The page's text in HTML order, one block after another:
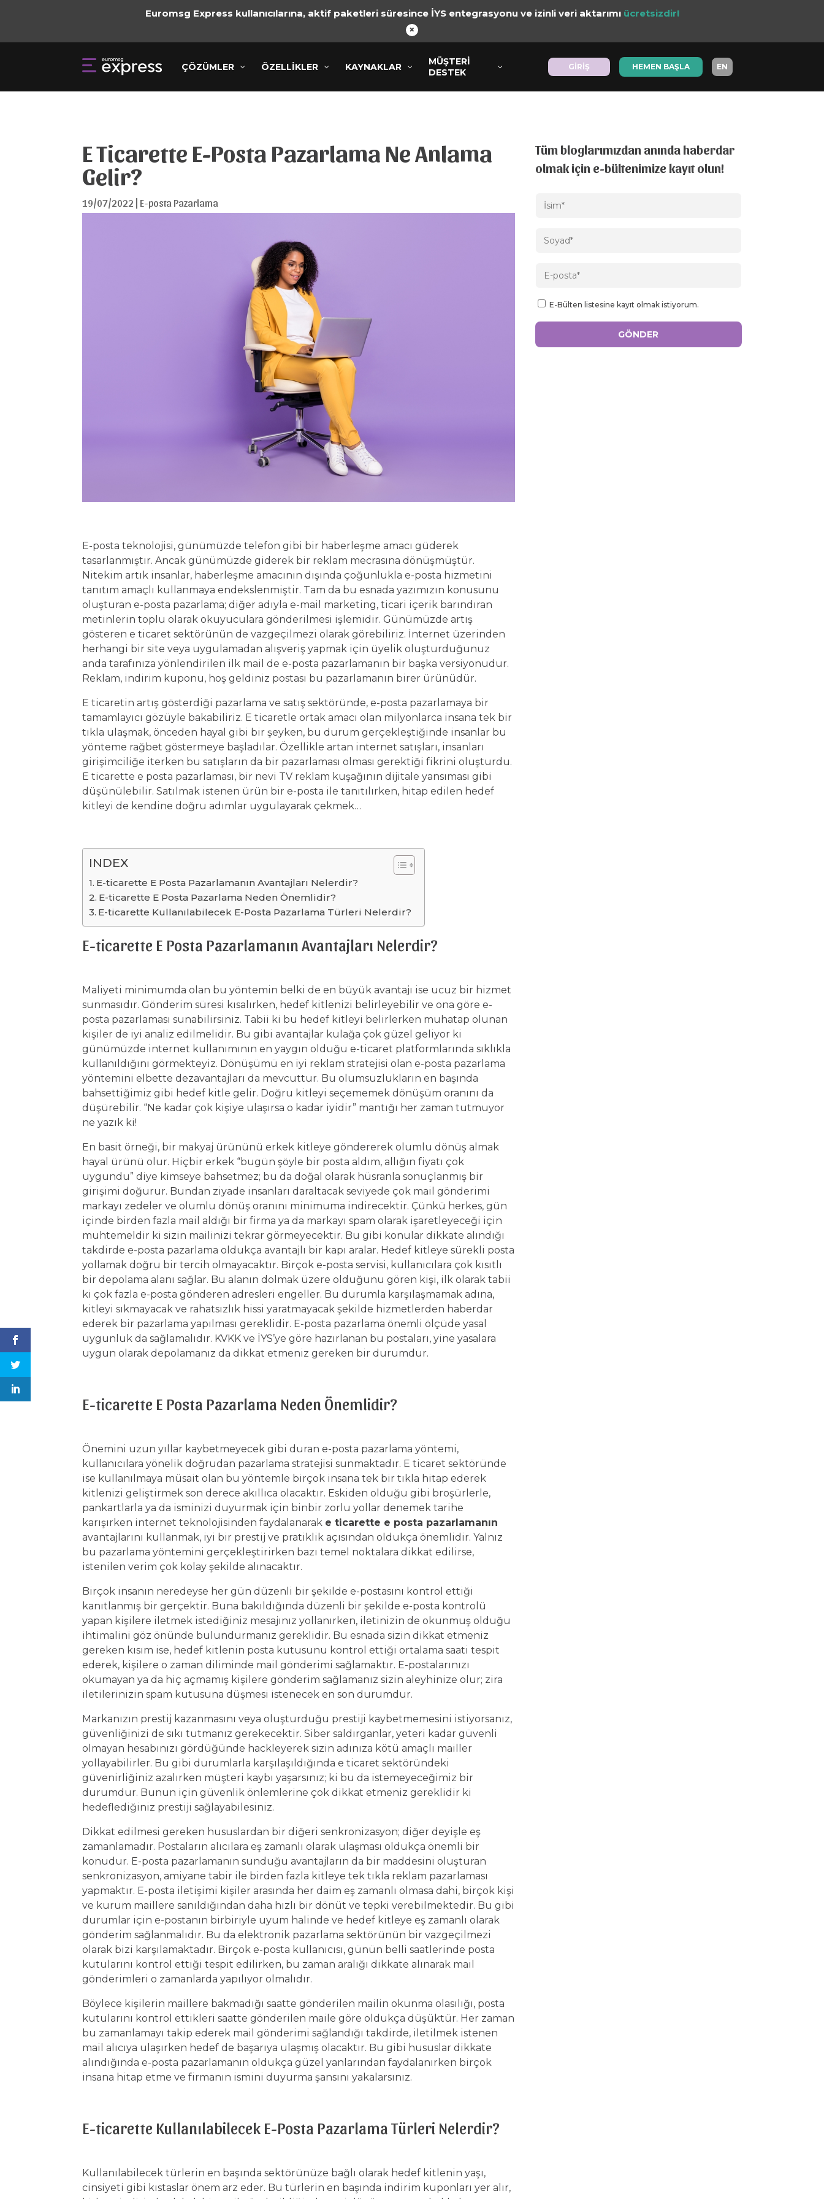
Euromsg Express kullanıcılarına, aktif paketleri süresince İYS entegrasyonu ve izinli veri aktarımı ücretsizdir!
×
ÇÖZÜMLER ÖZELLİKLER KAYNAKLAR
MÜŞTERI
DESTEK
GİRİŞ HEMEN BAŞLA EN
ÇÖZÜMLER ÖZELLİKLER KAYNAKLAR
MÜŞTERI
DESTEK
GİRİŞ HEMEN BAŞLA EN
E Ticarette E-Posta Pazarlama Ne Anlama
Gelir?
19/07/2022 E-posta Pazarlama
E-posta teknolojisi, günümüzde telefon gibi bir haberleşme amacı güderek
tasarlanmıştır. Ancak günümüzde giderek bir reklam mecrasına dönüşmüştür.
Nitekim artık insanlar, haberleşme amacının dışında çoğunlukla e-posta hizmetini
tanıtım amaçlı kullanmaya endekslenmiştir. Tam da bu esnada yazımızın konusunu
oluşturan e-posta pazarlama; diğer adıyla e-mail marketing, ticari içerik barındıran
metinlerin toplu olarak okuyuculara gönderilmesi işlemidir. Günümüzde artış
gösteren e ticaret sektörünün de vazgeçilmezi olarak görebiliriz. İnternet üzerinden
herhangi bir site veya uygulamadan alışveriş yapmak için üyelik oluşturduğunuz
anda tarafınıza yönlendirilen ilk mail de e-posta pazarlamanın bir başka versiyonudur.
Reklam, indirim kuponu, hoş geldiniz postası bu pazarlamanın birer ürünüdür.
E ticaretin artış gösterdiği pazarlama ve satış sektöründe, e-posta pazarlamaya bir
tamamlayıcı gözüyle bakabiliriz. E ticaretle ortak amacı olan milyonlarca insana tek bir
tıkla ulaşmak, önceden hayal gibi bir şeyken, bu durum gerçekleştiğinde insanlar bu
yönteme rağbet göstermeye başladılar. Özellikle artan internet satışları, insanları
girişimciliğe iterken bu satışların da bir pazarlaması olması gerektiği fikrini oluşturdu.
E ticarette e posta pazarlaması, bir nevi TV reklam kuşağının dijitale yansıması gibi
düşünülebilir. Satılmak istenen ürün bir e-posta ile tanıtılırken, hitap edilen hedef
kitleyi de kendine doğru adımlar uygulayarak çekmek…
INDEX
E-ticarette E Posta Pazarlamanın Avantajları Nelerdir?
E-ticarette E Posta Pazarlama Neden Önemlidir?
E-ticarette Kullanılabilecek E-Posta Pazarlama Türleri Nelerdir?
E-ticarette E Posta Pazarlamanın Avantajları Nelerdir?
Maliyeti minimumda olan bu yöntemin belki de en büyük avantajı ise ucuz bir hizmet
sunmasıdır. Gönderim süresi kısalırken, hedef kitlenizi belirleyebilir ve ona göre e-
posta pazarlaması sunabilirsiniz. Tabii ki bu hedef kitleyi belirlerken muhatap olunan
kişiler de iyi analiz edilmelidir. Bu gibi avantajlar kulağa çok güzel geliyor ki
günümüzde internet kullanımının en yaygın olduğu e-ticaret platformlarında sıklıkla
kullanıldığını görmekteyiz. Dönüşümü en iyi reklam stratejisi olan e-posta pazarlama
yöntemini elbette dezavantajları da mevcuttur. Bu olumsuzlukların en başında
bahsettiğimiz gibi hedef kitle gelir. Doğru kitleyi seçememek dönüşüm oranını da
düşürebilir. “Ne kadar çok kişiye ulaşırsa o kadar iyidir” mantığı her zaman tutmuyor
ne yazık ki!
En basit örneği, bir makyaj ürününü erkek kitleye göndererek olumlu dönüş almak
hayal ürünü olur. Hiçbir erkek “bugün şöyle bir posta aldım, allığın fiyatı çok
uygundu” diye kimseye bahsetmez; bu da doğal olarak hüsranla sonuçlanmış bir
girişimi doğurur. Bundan ziyade insanları daraltacak seviyede çok mail gönderimi
markayı zedeler ve olumlu dönüş oranını minimuma indirecektir. Çünkü herkes, gün
içinde birden fazla mail aldığı bir firma ya da markayı spam olarak işaretleyeceği için
muhtemeldir ki sizin mailinizi tekrar görmeyecektir. Bu gibi konular dikkate alındığı
takdirde e-posta pazarlama oldukça avantajlı bir kapı aralar. Hedef kitleye sürekli posta
yollamak doğru bir tercih olmayacaktır. Birçok e-posta servisi, kullanıcılara çok kısıtlı
bir depolama alanı sağlar. Bu alanın dolmak üzere olduğunu gören kişi, ilk olarak tabii
ki çok fazla e-posta gönderen adresleri engeller. Bu durumla karşılaşmamak adına,
kitleyi sıkmayacak ve rahatsızlık hissi yaratmayacak şekilde hizmetlerden haberdar
ederek bir pazarlama yapılması gereklidir. E-posta pazarlama önemli ölçüde yasal
uygunluk da sağlamalıdır. KVKK ve İYS’ye göre hazırlanan bu postaları, yine yasalara
uygun olarak depolamanız da dikkat etmeniz gereken bir durumdur.
E-ticarette E Posta Pazarlama Neden Önemlidir?
Önemini uzun yıllar kaybetmeyecek gibi duran e-posta pazarlama yöntemi,
kullanıcılara yönelik doğrudan pazarlama stratejisi sunmaktadır. E ticaret sektöründe
ise kullanılmaya müsait olan bu yöntemle birçok insana tek bir tıkla hitap ederek
kitlenizi geliştirmek son derece akıllıca olacaktır. Eskiden olduğu gibi broşürlerle,
pankartlarla ya da isminizi duyurmak için binbir zorlu yollar denemek tarihe
karışırken internet teknolojisinden faydalanarak e ticarette e posta pazarlamanın
avantajlarını kullanmak, iyi bir prestij ve pratiklik açısından oldukça önemlidir. Yalnız
bu pazarlama yöntemini gerçekleştirirken bazı temel noktalara dikkat edilirse,
istenilen verim çok kolay şekilde alınacaktır.
Birçok insanın neredeyse her gün düzenli bir şekilde e-postasını kontrol ettiği
kanıtlanmış bir gerçektir. Buna bakıldığında düzenli bir şekilde e-posta kontrolü
yapan kişilere iletmek istediğiniz mesajınız yollanırken, iletinizin de okunmuş olduğu
ihtimalini göz önünde bulundurmanız gereklidir. Bu esnada sizin dikkat etmeniz
gereken kısım ise, hedef kitlenin posta kutusunu kontrol ettiği ortalama saati tespit
ederek, kişilere o zaman diliminde mail gönderimi sağlamaktır. E-postalarınızı
okumayan ya da hiç açmamış kişilere gönderim sağlamanız sizin aleyhinize olur; zira
iletilerinizin spam kutusuna düşmesi istenecek en son durumdur.
Markanızın prestij kazanmasını veya oluşturduğu prestiji kaybetmemesini istiyorsanız,
güvenliğinizi de sıkı tutmanız gerekecektir. Siber saldırganlar, yeteri kadar güvenli
olmayan hesabınızı gördüğünde hackleyerek sizin adınıza kötü amaçlı mailler
yollayabilirler. Bu gibi durumlarla karşılaşıldığında e ticaret sektöründeki
güvenirliğiniz azalırken müşteri kaybı yaşarsınız; ki bu da istemeyeceğimiz bir
durumdur. Bunun için güvenlik önlemlerine çok dikkat etmeniz gereklidir ki
hedeflediğiniz prestiji sağlayabilesiniz.
Dikkat edilmesi gereken hususlardan bir diğeri senkronizasyon; diğer deyişle eş
zamanlamadır. Postaların alıcılara eş zamanlı olarak ulaşması oldukça önemli bir
konudur. E-posta pazarlamanın sunduğu avantajların da bir maddesini oluşturan
senkronizasyon, amiyane tabir ile birden fazla kitleye tek tıkla reklam pazarlaması
yapmaktır. E-posta iletişimi kişiler arasında her daim eş zamanlı olmasa dahi, birçok kişi
ve kurum maillere sanıldığından daha hızlı bir dönüt ve tepki verebilmektedir. Bu gibi
durumlar için e-postanın birbiriyle uyum halinde ve hedef kitleye eş zamanlı olarak
gönderim sağlanmalıdır. Bu da elektronik pazarlama sektörünün bir vazgeçilmezi
olarak bizi karşılamaktadır. Birçok e-posta kullanıcısı, günün belli saatlerinde posta
kutularını kontrol ettiği tespit edilirken, bu zaman aralığı dikkate alınarak mail
gönderimleri o zamanlarda yapılıyor olmalıdır.
Böylece kişilerin maillere bakmadığı saatte gönderilen mailin okunma olasılığı, posta
kutularını kontrol ettikleri saatte gönderilen maile göre oldukça düşüktür. Her zaman
bu zamanlamayı takip ederek mail gönderimi sağlandığı takdirde, iletilmek istenen
mail alıcıya ulaşırken hedef de başarıya ulaşmış olacaktır. Bu gibi hususlar dikkate
alındığında e-posta pazarlamanın oldukça güzel yanlarından faydalanırken birçok
insana hitap etme ve firmanın ismini duyurma şansını yakalarsınız.
E-ticarette Kullanılabilecek E-Posta Pazarlama Türleri Nelerdir?
Kullanılabilecek türlerin en başında sektörünüze bağlı olarak hedef kitlenin yaşı,
cinsiyeti gibi kıstaslar önem arz eder. Bu türlerin en başında indirim kuponları yer alır,
Tüm bloglarımızdan anında haberdar
olmak için e-bültenimize kayıt olun!
E-Bülten listesine kayıt olmak istiyorum.